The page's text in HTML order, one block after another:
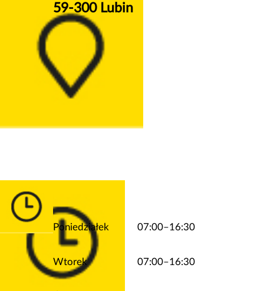
59-300 Lubin
Poniedziałek 07:00–16:30
Wtorek 07:00–16:30